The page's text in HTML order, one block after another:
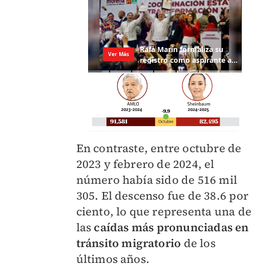
​​En contraste, entre octubre de
2023 y febrero de 2024, el
número había sido de 516 mil
305. El descenso fue de 38.6 por
ciento, lo que representa una de
las caídas más pronunciadas en
tránsito migratorio de los
últimos años.